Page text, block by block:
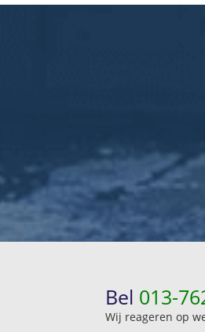
Bel 013-
Wij reageren op